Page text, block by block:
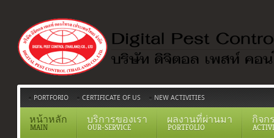
PORTFORIO CERTIFICATE OF US NEW ACTIVITIES
หน้าหลัก
MAIN
บริการของเรา
OUR-SERVICE
ผลงานที่ผ่านมา
PORTFOLIO
กิจก